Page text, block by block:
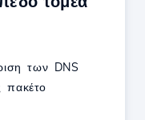
των DNS
πακέτο